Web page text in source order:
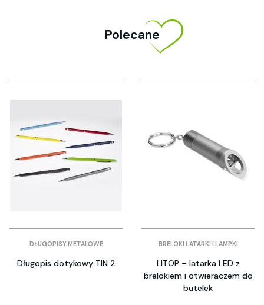
Polecane
DŁUGOPISY METALOWE
Długopis dotykowy TIN 2
BRELOKI LATARKI I LAMPKI
LITOP – latarka LED z
brelokiem i otwieraczem do
butelek